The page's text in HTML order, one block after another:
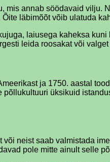
mis annab söödavaid vilju.
läbimõõt võib ulatuda
laiusega kaheksa
leida roosakat või
ja 1750. aastal
üksikuid
neist saab valmistada
pole mitte ainult selle